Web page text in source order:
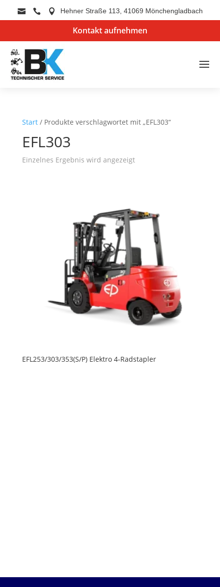
   Hehner Straße 113, 41069 Mönchengladbach
Kontakt aufnehmen
Start/ Produkte verschlagwortet mit „EFL303“
EFL303
Einzelnes Ergebnis wird angezeigt
EFL253/303/353(S/P) Elektro 4-Radstapler